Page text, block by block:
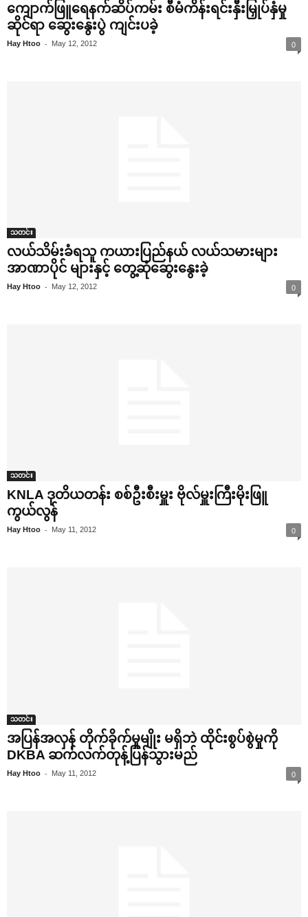
‌ကျောက်ဖြူ‌ရေနက်ဆိပ်ကမ်း စီမံကိန်းရင်းနှီးမြှုပ်နှံမှု
ဆိုင်ရာ ‌ဆွေး‌နွေးပွဲ ကျင်းပခဲ့
Hay Htoo - May 12, 2012 0
သတင်း
လယ်သိမ်းခံရသူ ကယားပြည်နယ် လယ်သမားများ
အာဏာပိုင် များနှင့် ‌တွေ့ဆုံ‌ဆွေး‌နွေးခဲ့
Hay Htoo - May 12, 2012 0
သတင်း
KNLA ဒုတိယတန်း စစ်ဦးစီးမှူး ဗိုလ်မှူးကြီးမိုးဖြူ
ကွယ်လွန်
Hay Htoo - May 11, 2012 0
သတင်း
အပြန်အလှန် တိုက်ခိုက်မှုမျိုး မရှိဘဲ ထိုင်းစွပ်စွဲမှုကို
DKBA ဆက်လက်တုန့်ပြန်သွားမည်
Hay Htoo - May 11, 2012 0